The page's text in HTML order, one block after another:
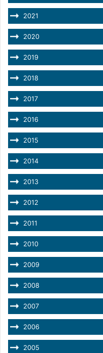
2021
2020
2019
2018
2017
2016
2015
2014
2013
2012
2011
2010
2009
2008
2007
2006
2005